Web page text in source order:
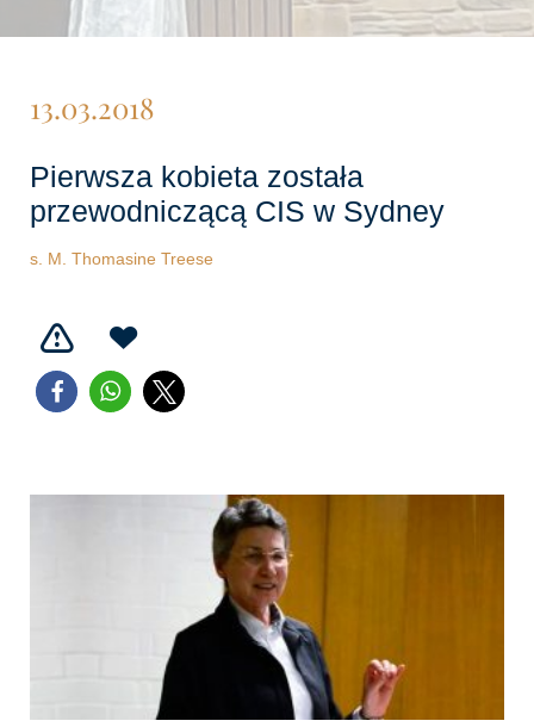
13.03.2018
Pierwsza kobieta została
przewodniczącą CIS w Sydney
s. M. Thomasine Treese